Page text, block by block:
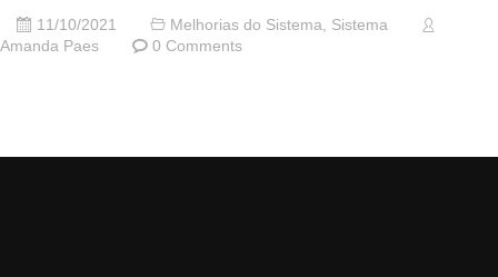
11/10/2021 Melhorias do Sistema, Sistema
Amanda Paes
0 Comments